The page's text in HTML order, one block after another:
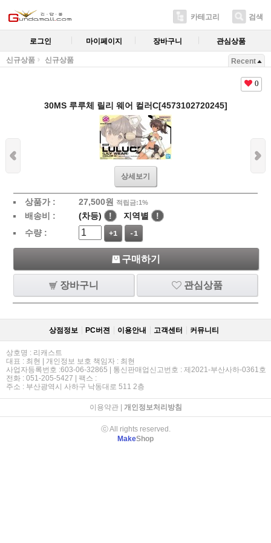
카테고리 검색
로그인 마이페이지 장바구니 관심상품
신규상품 신규상품 Recent
0
30MS 루루체 릴리 웨어 컬러C[4573102720245]
상세보기
상품가 : 27,500원 적립금:1%
배송비 : (차등) ! 지역별
!
수량 :
+1 -1
구매하기
장바구니 관심상품
상점정보 PC버젼 이용안내 고객센터 커뮤니티
상호명 : 리캐스트
대표 : 최현 | 개인정보 보호 책임자 : 최현
사업자등록번호 :603-06-32865 | 통신판매업신고번호 : 제2021-부산사하-0361호
전화 : 051-205-5427 | 팩스 :
주소 : 부산광역시 사하구 낙동대로 511 2층
이용약관| 개인정보처리방침
ⓒ All rights reserved.
MakeShop